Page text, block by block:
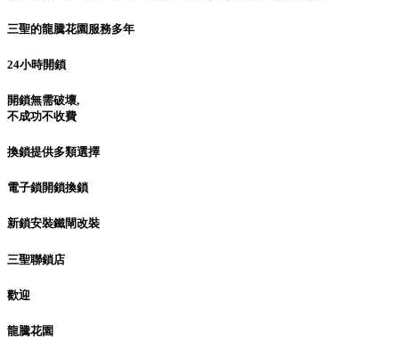
三聖的龍騰花園服務多年
24小時開鎖
開鎖無需破壞,
不成功不收費
換鎖提供多類選擇
電子鎖開鎖換鎖
新鎖安裝鐵閘改裝
三聖聯鎖店
歡迎
龍騰花園